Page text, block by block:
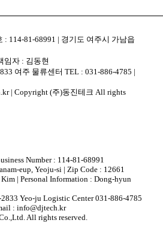
: 114-81-68991 | 경기도 여주시 가남읍
임자 : 김동현
여주 물류센터 TEL : 031-886-4785 |
| Copyright (주)동진테크 All rights
Number : 114-81-68991
eup, Yeoju-si | Zip Code : 12661
| Personal Information : Dong-hyun
Yeo-ju Logistic Center 031-886-4785
: info@djtech.kr
All rights reserved.